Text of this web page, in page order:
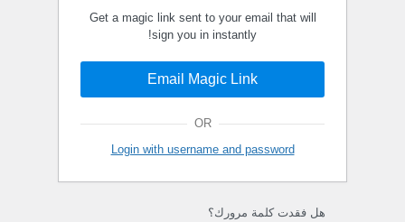
Get a magic link sent to your email that will
sign you in instantly!
Email Magic Link
OR
Login with username and password
هل فقدت كلمة مرورك؟